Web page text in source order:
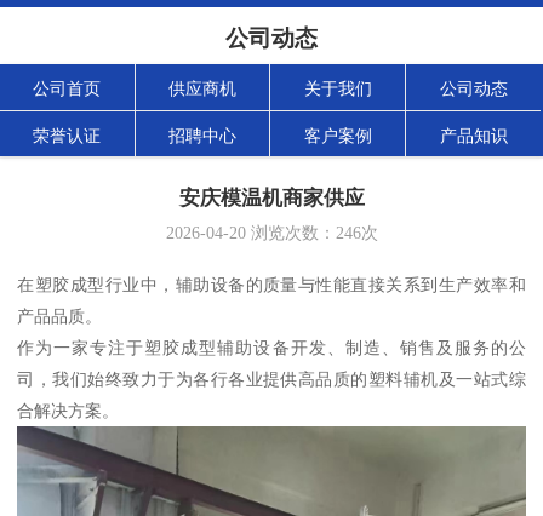
公司动态
公司首页 供应商机 关于我们 公司动态
荣誉认证 招聘中心 客户案例 产品知识
安庆模温机商家供应
2026-04-20浏览次数： 246次
在塑胶成型行业中，辅助设备的质量与性能直接关系到生产效率和
产品品质。
作为一家专注于塑胶成型辅助设备开发、制造、销售及服务的公
司，我们始终致力于为各行各业提供高品质的塑料辅机及一站式综
合解决方案。